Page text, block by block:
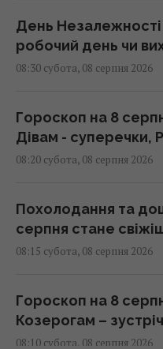
День Незалежності
робочий день чи
08:30 субота, 08 серпня 2026
Гороскоп на 8
Дівам - суперечки,
08:20 субота, 08 серпня 2026
Похолодання та
серпня стане
08:15 субота, 08 серпня 2026
Гороскоп на 8
Козерогам –
08:10 субота, 08 серпня 2026